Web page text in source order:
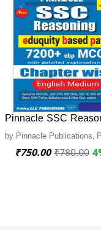
Pinnacle SSC
by Pinnacle Publications,
₹750.00 ₹780.00